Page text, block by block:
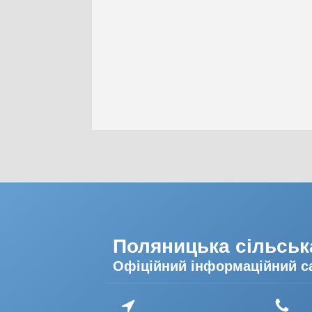
Поляницька
Офіційний інформаційний